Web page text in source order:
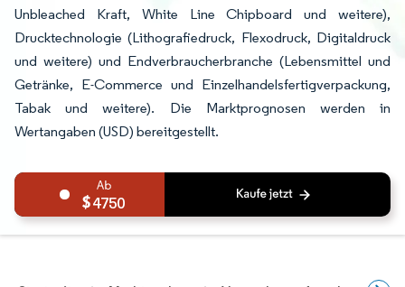
Unbleached Kraft, White Line Chipboard und weitere),
Drucktechnologie (Lithografiedruck, Flexodruck, Digitaldruck
und weitere) und Endverbraucherbranche (Lebensmittel und
Getränke, E-Commerce und Einzelhandelsfertigverpackung,
Tabak und weitere). Die Marktprognosen werden in
Wertangaben (USD) bereitgestellt.
4750